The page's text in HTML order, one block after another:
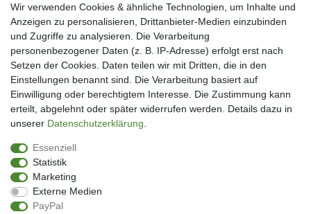
Warenkorb
Zur Kasse
Mein Konto
Kundenkonto eröffnen
Im Kundenkonto anmelden
Wunschliste
Service
Datenschutzerklärung
AGB
Impressum
Facebook
Newsletter An & Abmeldung
Wir verwenden Cookies & ähnliche Technologien, um Inhalte und
Anzeigen zu personalisieren, Drittanbieter-Medien einzubinden
und Zugriffe zu analysieren. Die Verarbeitung
personenbezogener Daten (z. B. IP-Adresse) erfolgt erst nach
Setzen der Cookies. Daten teilen wir mit Dritten, die in den
Einstellungen benannt sind. Die Verarbeitung basiert auf
Einwilligung oder berechtigtem Interesse. Die Zustimmung kann
erteilt, abgelehnt oder später widerrufen werden. Details dazu in
unserer Daten­schutz­erklärung
Essenziell
Statistik
Marketing
Externe Medien
PayPal